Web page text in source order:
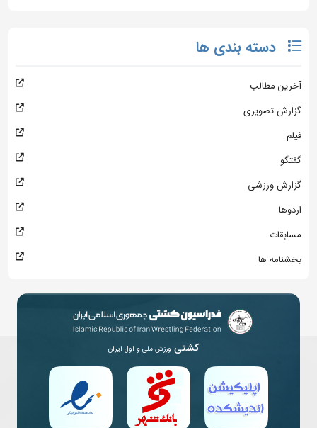
دسته بندی ها
آخرین مطالب
گزارش تصویری
فیلم
گفتگو
گزارش ورزشی
اردوها
مسابقات
بخشنامه ها
کشتی ورزش ملی و اول ایران